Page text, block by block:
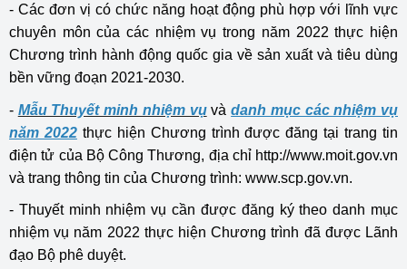
- Các đơn vị có chức năng hoạt động phù hợp với lĩnh vực
chuyên môn của các nhiệm vụ trong năm 2022 thực hiện
Chương trình hành động quốc gia về sản xuất và tiêu dùng
bền vững đoạn 2021-2030.
- Mẫu Thuyết minh nhiệm vụvàdanh mục các nhiệm vụ
năm 2022thực hiện Chương trình được đăng tại trang tin
điện tử của Bộ Công Thương, địa chỉ http://www.moit.gov.vn
và trang thông tin của Chương trình: www.scp.gov.vn.
- Thuyết minh nhiệm vụ cần được đăng ký theo danh mục
nhiệm vụ năm 2022 thực hiện Chương trình đã được Lãnh
đạo Bộ phê duyệt.